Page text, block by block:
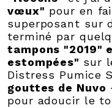
vœux" pour en
superposant sur
terminé par
tampons "2019"
estompées" sur
Distress Pumice
gouttes de Nuvo
pour adoucir le